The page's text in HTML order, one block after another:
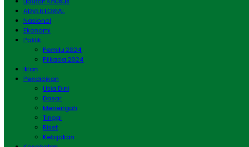
ADVERTORIAL
Nasional
Ekonomi
Politik
Pemilu 2024
Pilkada 2024
Iklan
Pendidikan
Usia Dini
Dasar
Menengah
Tinggi
Riset
Kebijakan